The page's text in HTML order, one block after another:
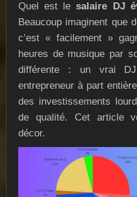
Quel est lesalaire DJ
Beaucoup imaginent que
c’est « facilement »
heures de musique par
différente : un vrai
entrepreneur à part
des investissements
de qualité. Cet article
décor.